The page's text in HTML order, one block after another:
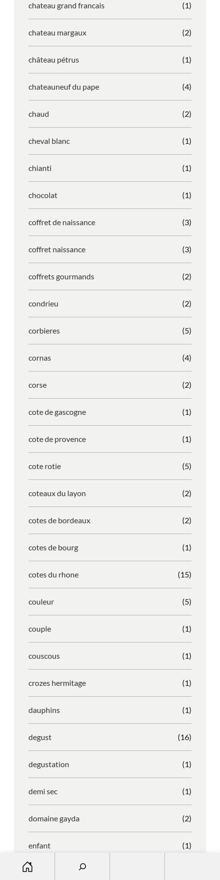
chateau grand francais (1)
chateau margaux (2)
château pétrus (1)
chateauneuf du pape (4)
chaud (2)
cheval blanc (1)
chianti (1)
chocolat (1)
coffret de naissance (3)
coffret naissance (3)
coffrets gourmands (2)
condrieu (2)
corbieres (5)
cornas (4)
corse (2)
cote de gascogne (1)
cote de provence (1)
cote rotie (5)
coteaux du layon (2)
cotes de bordeaux (2)
cotes de bourg (1)
cotes du rhone (15)
couleur (5)
couple (1)
couscous (1)
crozes hermitage (1)
dauphins (1)
degust (16)
degustation (1)
demi sec (1)
domaine gayda (2)
enfant (1)
entreprise